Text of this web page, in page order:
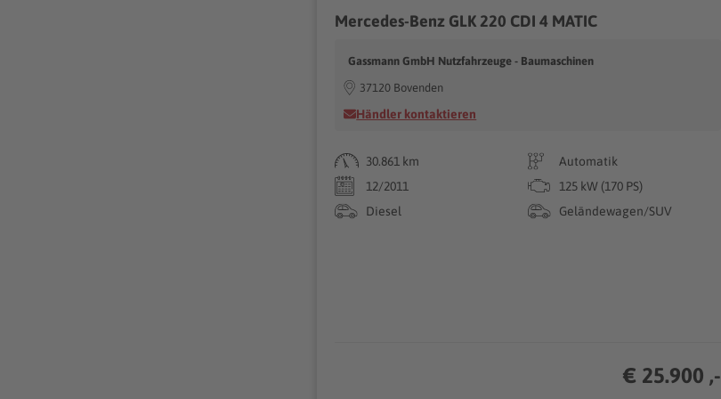
Mercedes-Benz GLK 220 CDI 4 MATIC
Gassmann GmbH Nutzfahrzeuge - Baumaschinen
37120 Bovenden
Händler kontaktieren
30.861 km
Automatik
12/2011
125 kW (170 PS)
Diesel
Geländewagen/SUV
€ 25.900 ,-